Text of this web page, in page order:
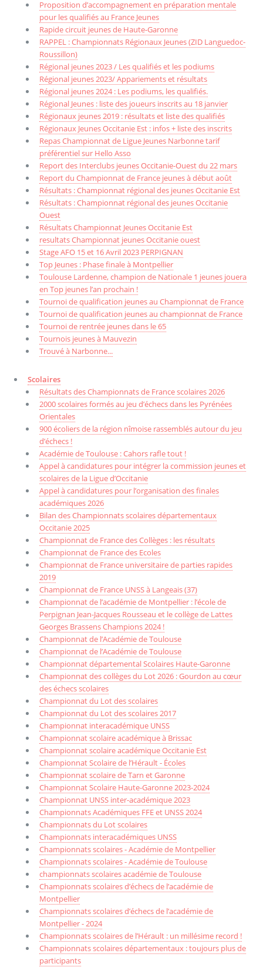
Proposition d’accompagnement en préparation mentale
pour les qualifiés au France Jeunes
Rapide circuit jeunes de Haute-Garonne
RAPPEL : Championnats Régionaux Jeunes (ZID Languedoc-
Roussillon)
Régional jeunes 2023 / Les qualifiés et les podiums
Régional jeunes 2023/ Appariements et résultats
Régional jeunes 2024 : Les podiums, les qualifiés.
Régional Jeunes : liste des joueurs inscrits au 18 janvier
Régionaux jeunes 2019 : résultats et liste des qualifiés
Régionaux Jeunes Occitanie Est : infos + liste des inscrits
Repas Championnat de Ligue Jeunes Narbonne tarif
préférentiel sur Hello Asso
Report des Interclubs jeunes Occitanie-Ouest du 22 mars
Report du Championnat de France jeunes à début août
Résultats : Championnat régional des jeunes Occitanie Est
Résultats : Championnat régional des jeunes Occitanie
Ouest
Résultats Championnat Jeunes Occitanie Est
resultats Championnat jeunes Occitanie ouest
Stage AFO 15 et 16 Avril 2023 PERPIGNAN
Top Jeunes : Phase finale à Montpellier
Toulouse Lardenne, champion de Nationale 1 jeunes jouera
en Top jeunes l’an prochain !
Tournoi de qualification jeunes au Championnat de France
Tournoi de qualification jeunes au championnat de France
Tournoi de rentrée jeunes dans le 65
Tournois jeunes à Mauvezin
Trouvé à Narbonne...
Scolaires
Résultats des Championnats de France scolaires 2026
2000 scolaires formés au jeu d’échecs dans les Pyrénées
Orientales
900 écoliers de la région nîmoise rassemblés autour du jeu
d’échecs !
Académie de Toulouse : Cahors rafle tout !
Appel à candidatures pour intégrer la commission jeunes et
scolaires de la Ligue d’Occitanie
Appel à candidatures pour l’organisation des finales
académiques 2026
Bilan des Championnats scolaires départementaux
Occitanie 2025
Championnat de France des Collèges : les résultats
Championnat de France des Ecoles
Championnat de France universitaire de parties rapides
2019
Championnat de France UNSS à Langeais (37)
Championnat de l’académie de Montpellier : l’école de
Perpignan Jean-Jacques Rousseau et le collège de Lattes
Georges Brassens Champions 2024 !
Championnat de l’Académie de Toulouse
Championnat de l’Académie de Toulouse
Championnat départemental Scolaires Haute-Garonne
Championnat des collèges du Lot 2026 : Gourdon au cœur
des échecs scolaires
Championnat du Lot des scolaires
Championnat du Lot des scolaires 2017
Championnat interacadémique UNSS
Championnat scolaire académique à Brissac
Championnat scolaire académique Occitanie Est
Championnat Scolaire de l’Hérault - Écoles
Championnat scolaire de Tarn et Garonne
Championnat Scolaire Haute-Garonne 2023-2024
Championnat UNSS inter-académique 2023
Championnats Académiques FFE et UNSS 2024
Championnats du Lot scolaires
Championnats interacadémiques UNSS
Championnats scolaires - Académie de Montpellier
Championnats scolaires - Académie de Toulouse
championnats scolaires académie de Toulouse
Championnats scolaires d’échecs de l’académie de
Montpellier
Championnats scolaires d’échecs de l’académie de
Montpellier - 2024
Championnats scolaires de l’Hérault : un millésime record !
Championnats scolaires départementaux : toujours plus de
participants